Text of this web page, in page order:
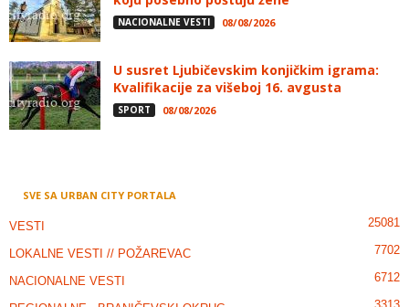
NACIONALNE VESTI 08/08/2026
U susret Ljubičevskim konjičkim igrama:
Kvalifikacije za višeboj 16. avgusta
SPORT 08/08/2026
SVE SA URBAN CITY PORTALA
VESTI 25081
LOKALNE VESTI // POŽAREVAC 7702
NACIONALNE VESTI 6712